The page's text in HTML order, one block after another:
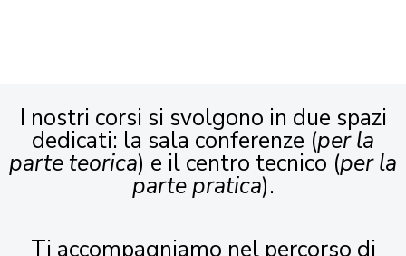
I nostri corsi si svolgono in due spazi
dedicati: la sala conferenze (per la
parte teorica) e il centro tecnico (per la
parte pratica).
Ti accompagniamo nel percorso di